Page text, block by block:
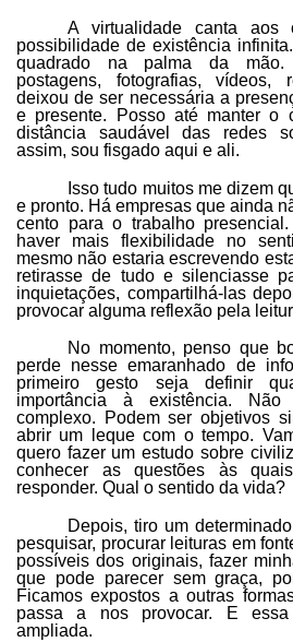
A virtualidade canta aos
possibilidade de existência
quadrado na palma da mão.
postagens, fotografias, vídeos,
deixou de ser necessária a
e presente. Posso até manter o
distância saudável das redes
assim, sou fisgado aqui e ali.
Isso tudo muitos me dizem
e pronto. Há empresas que ainda
cento para o trabalho
haver mais flexibilidade no
mesmo não estaria escrevendo
retirasse de tudo e silenciasse
inquietações, compartilhá-las
provocar alguma reflexão pela
No momento, penso que
perde nesse emaranhado de
primeiro gesto seja definir
importância à existência.
complexo. Podem ser objetivos
abrir um leque com o tempo.
quero fazer um estudo sobre
conhecer as questões às
responder. Qual o sentido da vida?
Depois, tiro um
pesquisar, procurar leituras em
possíveis dos originais, fazer
que pode parecer sem graça,
Ficamos expostos a outras
passa a nos provocar. E
ampliada.